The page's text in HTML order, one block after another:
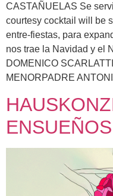
CASTAÑUELAS Se
courtesy cocktail will be
entre-fiestas, para
nos trae la Navidad y el
DOMENICO
MENORPADRE